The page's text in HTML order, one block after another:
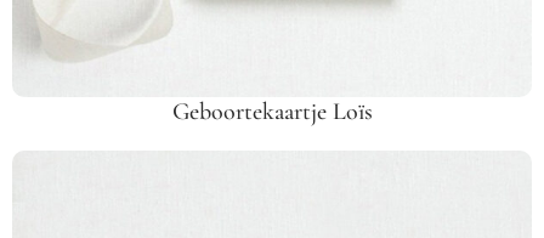
Geboortekaartje Loïs